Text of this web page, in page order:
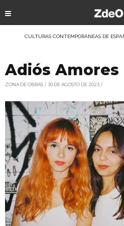
CULTURAS CONTEMPORÁNEAS DE
Adiós Amores
ZONA DE OBRAS 30 DE AGOSTO DE 2023